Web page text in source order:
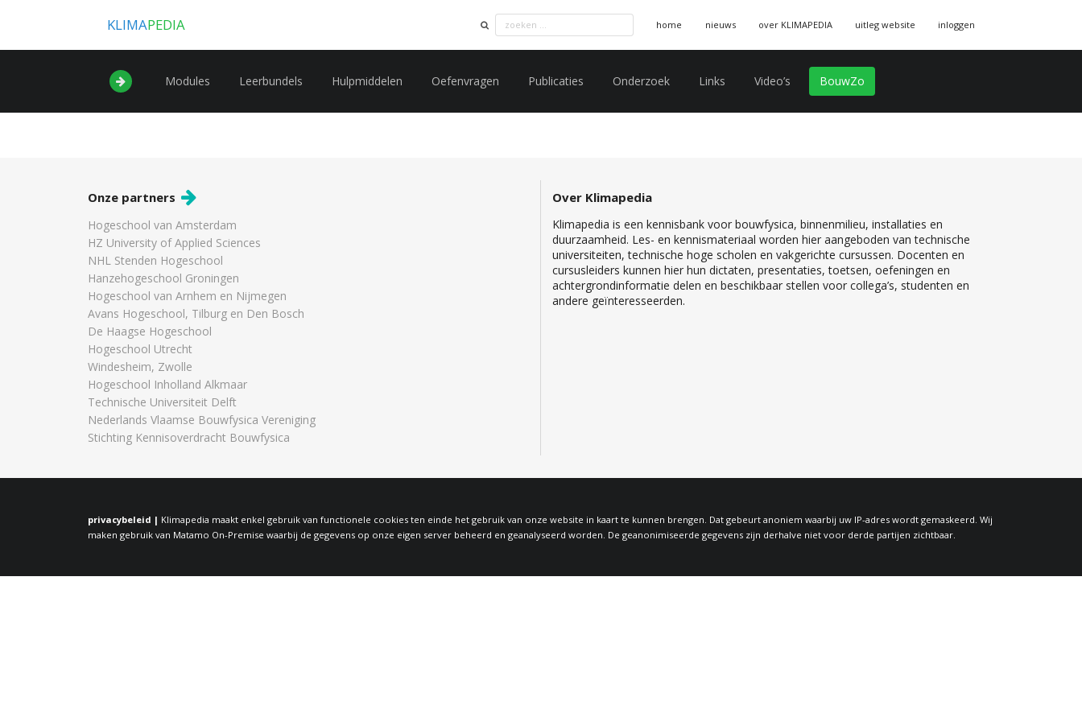
KLIMAPEDIA home nieuws over KLIMAPEDIA uitleg website inloggen
Modules Leerbundels Hulpmiddelen Oefenvragen Publicaties Onderzoek Links Video’s BouwZo
Onze partners
Hogeschool van Amsterdam
HZ University of Applied Sciences
NHL Stenden Hogeschool
Hanzehogeschool Groningen
Hogeschool van Arnhem en Nijmegen
Avans Hogeschool, Tilburg en Den Bosch
De Haagse Hogeschool
Hogeschool Utrecht
Windesheim, Zwolle
Hogeschool Inholland Alkmaar
Technische Universiteit Delft
Nederlands Vlaamse Bouwfysica Vereniging
Stichting Kennisoverdracht Bouwfysica
Over Klimapedia
Klimapedia is een kennisbank voor bouwfysica, binnenmilieu, installaties en
duurzaamheid. Les- en kennismateriaal worden hier aangeboden van technische
universiteiten, technische hoge scholen en vakgerichte cursussen. Docenten en
cursusleiders kunnen hier hun dictaten, presentaties, toetsen, oefeningen en
achtergrondinformatie delen en beschikbaar stellen voor collega’s, studenten en
andere geïnteresseerden.
privacybeleid | Klimapedia maakt enkel gebruik van functionele cookies ten einde het gebruik van onze website in kaart te kunnen brengen. Dat gebeurt anoniem waarbij uw IP-adres wordt gemaskeerd. Wij
maken gebruik van Matamo On-Premise waarbij de gegevens op onze eigen server beheerd en geanalyseerd worden. De geanonimiseerde gegevens zijn derhalve niet voor derde partijen zichtbaar.